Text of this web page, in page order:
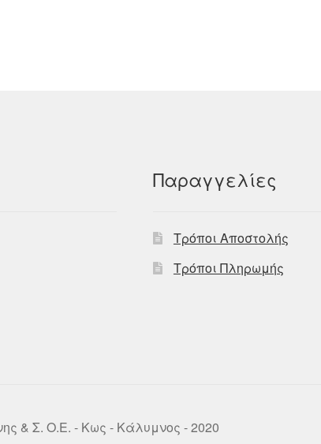
Παραγγελίες
Τρόποι Αποστολής
Τρόποι Πληρωμής
& Σ. Ο.Ε. - Κως - Κάλυμνος - 2020